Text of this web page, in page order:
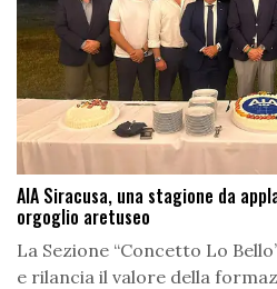
AIA Siracusa, una stagione da
orgoglio aretuseo
La Sezione “Concetto Lo
e rilancia il valore della